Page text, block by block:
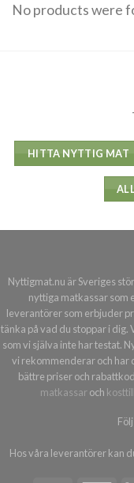
No products were
HITTA NYTTIG MAT
Nyttigmat.nu är Sveriges
nyttiga matkassar som
leverantörer som erbjuder
tänka på vad du stoppar i
som vi själva inte har testat.
vi rekommenderar och har
bättre priser och
matkassaroch
Hos våra leverantörer kan